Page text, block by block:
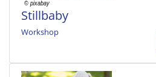
Stillbaby
Workshop